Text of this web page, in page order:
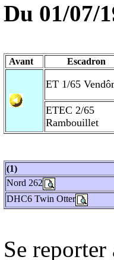
Du 01/07/
Avant Escadron
ET 1/65
ETEC 2/65
Rambouillet
(1)
Nord 262
DHC6 Twin Otter
Se